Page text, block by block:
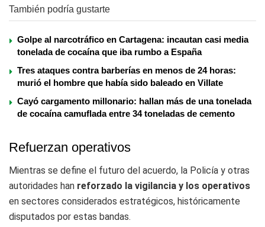
También podría gustarte
Golpe al narcotráfico en Cartagena: incautan casi media
tonelada de cocaína que iba rumbo a España
Tres ataques contra barberías en menos de 24 horas:
murió el hombre que había sido baleado en Villate
Cayó cargamento millonario: hallan más de una tonelada
de cocaína camuflada entre 34 toneladas de cemento
Refuerzan operativos
Mientras se define el futuro del acuerdo, la Policía y otras
autoridades han reforzado la vigilancia y los operativos
en sectores considerados estratégicos, históricamente
disputados por estas bandas.